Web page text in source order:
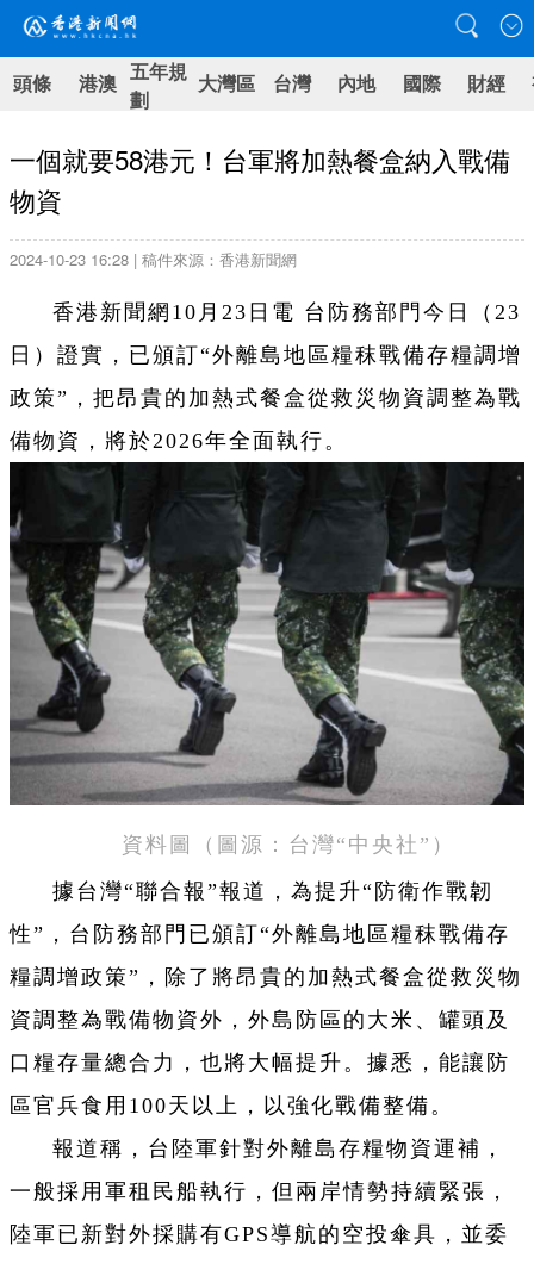
頭條 港澳 五年規
劃
大灣區 台灣 內地 國際 財經
一個就要58港元！台軍將加熱餐盒納入戰備
物資
2024-10-23 16:28 | 稿件來源：香港新聞網
香港新聞網10月23日電 台防務部門今日（23
日）證實，已頒訂“外離島地區糧秣戰備存糧調增
政策”，把昂貴的加熱式餐盒從救災物資調整為戰
備物資，將於2026年全面執行。
資料圖（圖源：台灣“中央社”）
據台灣“聯合報”報道，為提升“防衛作戰韌
性”，台防務部門已頒訂“外離島地區糧秣戰備存
糧調增政策”，除了將昂貴的加熱式餐盒從救災物
資調整為戰備物資外，外島防區的大米、罐頭及
口糧存量總合力，也將大幅提升。據悉，能讓防
區官兵食用100天以上，以強化戰備整備。
報道稱，台陸軍針對外離島存糧物資運補，
一般採用軍租民船執行，但兩岸情勢持續緊張，
陸軍已新對外採購有GPS導航的空投傘具，並委